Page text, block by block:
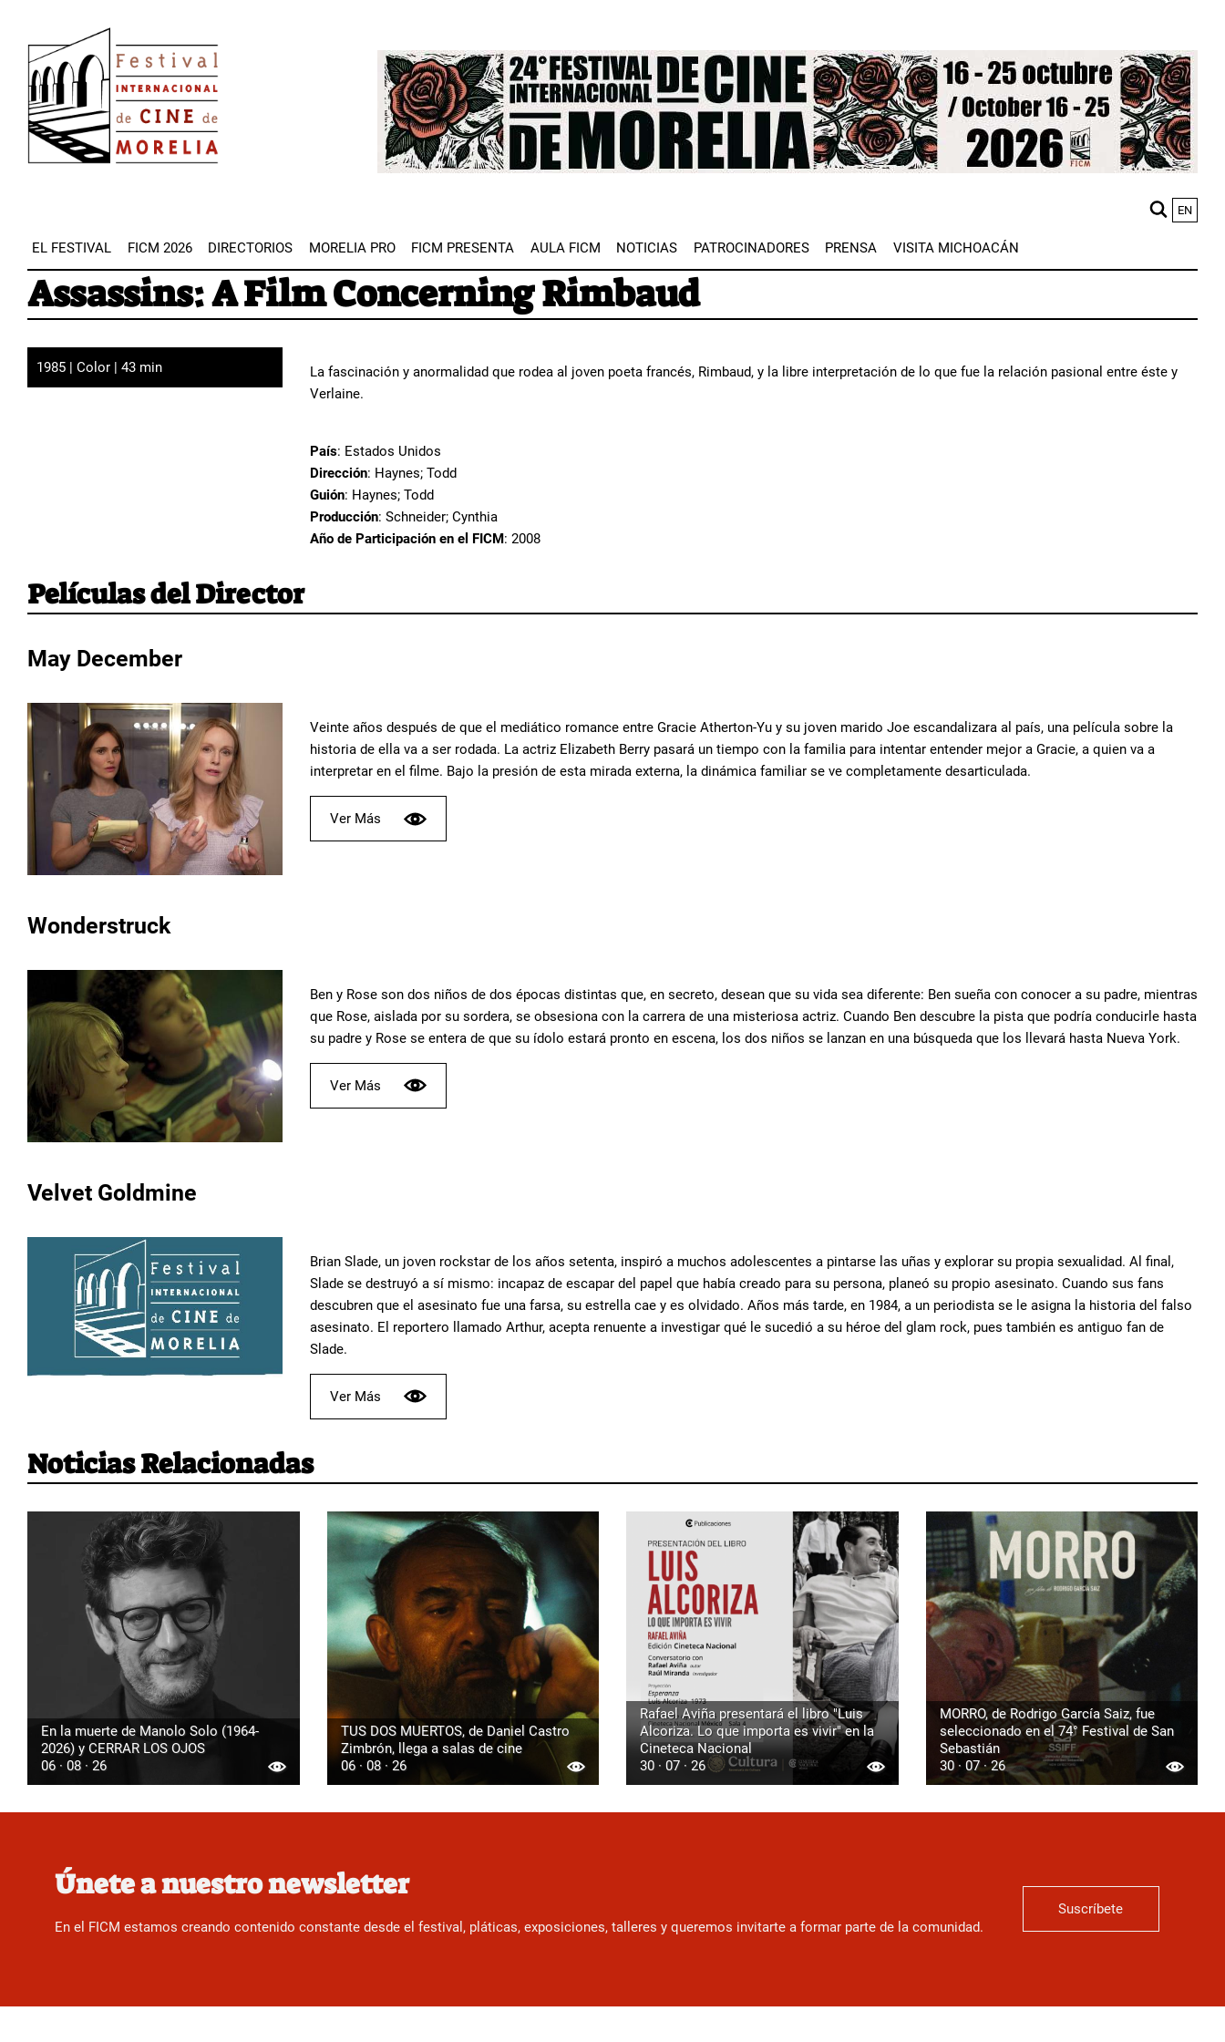
contenido
principal
Image
EN
EL FESTIVAL FICM 2026 DIRECTORIOS MORELIA PRO FICM PRESENTA AULA FICM NOTICIAS PATROCINADORES PRENSA VISITA MICHOACÁN
Assassins: A Film Concerning Rimbaud
1985 | Color | 43 min
La fascinación y anormalidad que rodea al joven poeta francés, Rimbaud, y la libre interpretación de lo que fue la relación pasional entre éste y
Verlaine.
País: Estados Unidos
Dirección: Haynes; Todd
Guión: Haynes; Todd
Producción: Schneider; Cynthia
Año de Participación en el FICM: 2008
Películas del Director
May December
Veinte años después de que el mediático romance entre Gracie Atherton-Yu y su joven marido Joe escandalizara al país, una película sobre la
historia de ella va a ser rodada. La actriz Elizabeth Berry pasará un tiempo con la familia para intentar entender mejor a Gracie, a quien va a
interpretar en el filme. Bajo la presión de esta mirada externa, la dinámica familiar se ve completamente desarticulada.
Ver Más
Wonderstruck
Ben y Rose son dos niños de dos épocas distintas que, en secreto, desean que su vida sea diferente: Ben sueña con conocer a su padre, mientras
que Rose, aislada por su sordera, se obsesiona con la carrera de una misteriosa actriz. Cuando Ben descubre la pista que podría conducirle hasta
su padre y Rose se entera de que su ídolo estará pronto en escena, los dos niños se lanzan en una búsqueda que los llevará hasta Nueva York.
Ver Más
Velvet Goldmine
Brian Slade, un joven rockstar de los años setenta, inspiró a muchos adolescentes a pintarse las uñas y explorar su propia sexualidad. Al final,
Slade se destruyó a sí mismo: incapaz de escapar del papel que había creado para su persona, planeó su propio asesinato. Cuando sus fans
descubren que el asesinato fue una farsa, su estrella cae y es olvidado. Años más tarde, en 1984, a un periodista se le asigna la historia del falso
asesinato. El reportero llamado Arthur, acepta renuente a investigar qué le sucedió a su héroe del glam rock, pues también es antiguo fan de
Slade.
Ver Más
Noticias Relacionadas
En la muerte de Manolo Solo (1964-
2026) y CERRAR LOS OJOS
06 · 08 · 26
TUS DOS MUERTOS, de Daniel Castro
Zimbrón, llega a salas de cine
06 · 08 · 26
Rafael Aviña presentará el libro "Luis
Alcoriza. Lo que importa es vivir" en la
Cineteca Nacional
30 · 07 · 26
MORRO, de Rodrigo García Saiz, fue
seleccionado en el 74° Festival de San
Sebastián
30 · 07 · 26
Únete a nuestro newsletter
En el FICM estamos creando contenido constante desde el festival, pláticas, exposiciones, talleres y queremos invitarte a formar parte de la comunidad.
Suscríbete